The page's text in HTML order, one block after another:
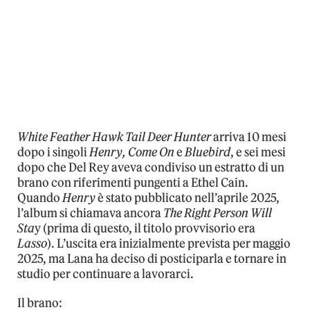
White Feather Hawk Tail Deer Hunterarriva 10 mesi
dopo i singoliHenry, Come OneBluebird, e sei mesi
dopo che Del Rey aveva condiviso un estratto di un
brano con riferimenti pungenti a Ethel Cain.
QuandoHenryè stato pubblicato nell’aprile 2025,
l’album si chiamava ancoraThe Right Person Will
Stay (prima di questo, il titolo provvisorio era
Lasso). L’uscita era inizialmente prevista per maggio
2025, ma Lana ha deciso di posticiparla e tornare in
studio per continuare a lavorarci.
Il brano: